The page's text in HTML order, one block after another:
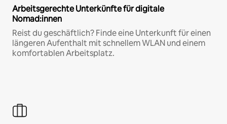
Arbeitsgerechte Unterkünfte für digitale
Nomad:innen
Reist du geschäftlich? Finde eine Unterkunft für einen
längeren Aufenthalt mit schnellem WLAN und einem
komfortablen Arbeitsplatz.